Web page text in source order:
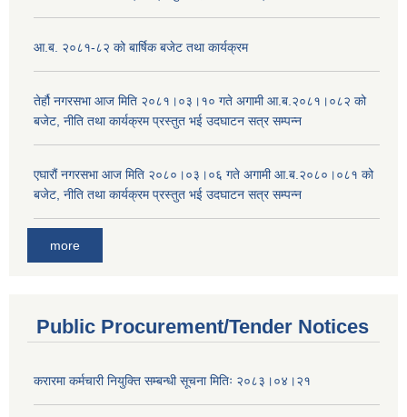
आ.ब. २०८१-८२ को बार्षिक बजेट तथा कार्यक्रम
तेर्हौ नगरसभा आज मिति २०८१।०३।१० गते अगामी आ.ब.२०८१।०८२ को
बजेट, नीति तथा कार्यक्रम प्रस्तुत भई उदघाटन सत्र सम्पन्न
एघारौं नगरसभा आज मिति २०८०।०३।०६ गते अगामी आ.ब.२०८०।०८१ को
बजेट, नीति तथा कार्यक्रम प्रस्तुत भई उदघाटन सत्र सम्पन्न
more
Public Procurement/Tender Notices
करारमा कर्मचारी नियुक्ति सम्बन्धी सूचना मितिः २०८३।०४।२१